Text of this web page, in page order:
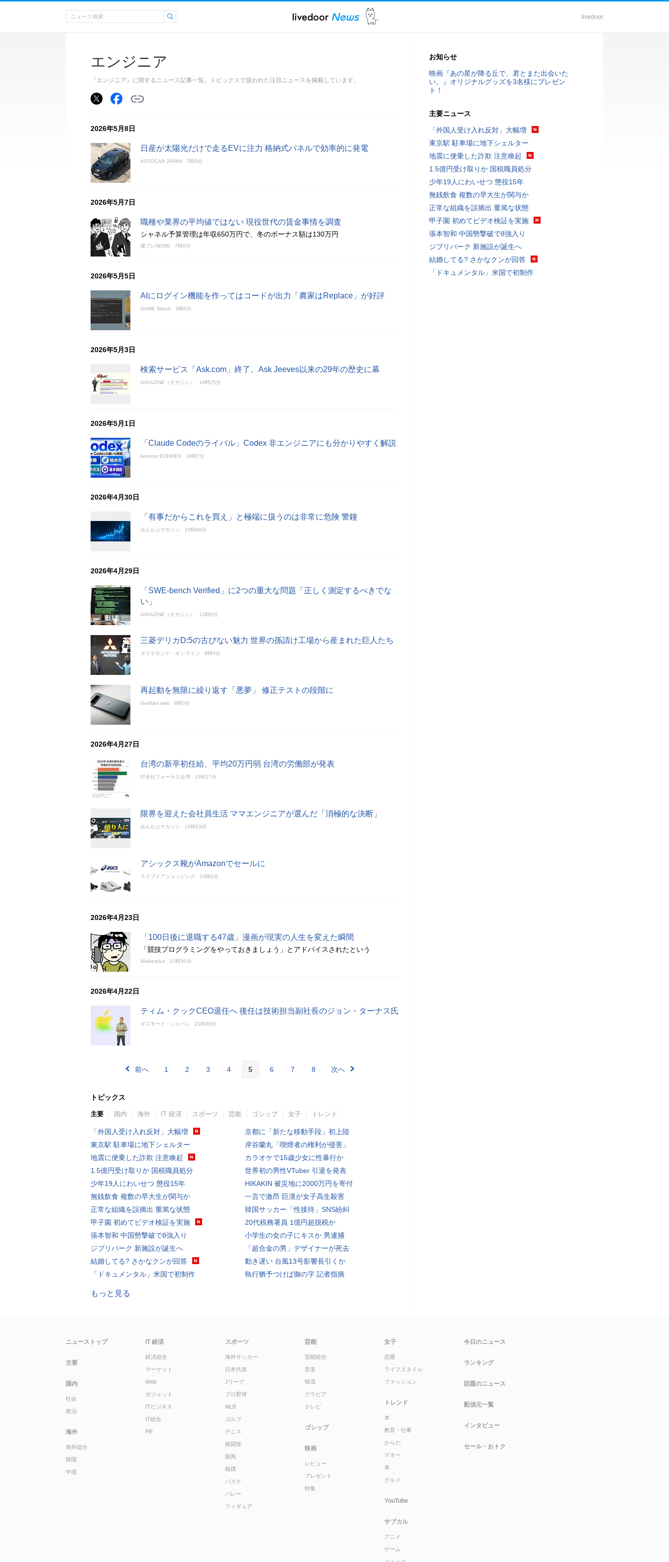
livedoor
エンジニア
『エンジニア』に関するニュース記事一覧。トピックスで扱われた注目ニュースを掲載しています。
2026年5月8日
日産が太陽光だけで走るEVに注力 格納式パネルで効率的に発電
AUTOCAR JAPAN 7時5分
2026年5月7日
職種や業界の平均値ではない 現役世代の賃金事情を調査
シャネル予算管理は年収650万円で、冬のボーナス額は130万円
週プレNEWS 7時0分
2026年5月5日
AIにログイン機能を作ってはコードが出力「農家はReplace」が好評
GAME Watch 0時0分
2026年5月3日
検索サービス「Ask.com」終了、Ask Jeeves以来の29年の歴史に幕
GIGAZINE（ギガジン） 16時25分
2026年5月1日
「Claude Codeのライバル」Codex 非エンジニアにも分かりやすく解説
livedoor ECHOES 18時7分
2026年4月30日
「有事だからこれを買え」と極端に扱うのは非常に危険 警鐘
みんかぶマガジン 10時49分
2026年4月29日
「SWE-bench Verified」に2つの重大な問題「正しく測定するべきでな
い」
GIGAZINE（ギガジン） 12時0分
三菱デリカD:5の古びない魅力 世界の孫請け工場から産まれた巨人たち
ダイヤモンド・オンライン 8時0分
再起動を無限に繰り返す「悪夢」 修正テストの段階に
GetNavi web 8時0分
2026年4月27日
台湾の新卒初任給、平均20万円弱 台湾の労働部が発表
中央社フォーカス台湾 15時17分
限界を迎えた会社員生活 ママエンジニアが選んだ「消極的な決断」
みんかぶマガジン 10時23分
アシックス靴がAmazonでセールに
ライブドアショッピング 10時2分
2026年4月23日
「100日後に退職する47歳」漫画が現実の人生を変えた瞬間
「競技プログラミングをやっておきましょう」とアドバイスされたという
Walkerplus 22時30分
2026年4月22日
ティム・クックCEO退任へ 後任は技術担当副社長のジョン・ターナス氏
ギズモード・ジャパン 21時30分
前へ 1 2 3 4 5 6 7 8 次へ
トピックス
主要 国内 海外 IT 経済 スポーツ 芸能 ゴシップ 女子 トレンド
「外国人受け入れ反対」大幅増
東京駅 駐車場に地下シェルター
地震に便乗した詐欺 注意喚起
1.5億円受け取りか 国税職員処分
少年19人にわいせつ 懲役15年
無銭飲食 複数の早大生が関与か
正常な組織を誤摘出 重篤な状態
甲子園 初めてビデオ検証を実施
張本智和 中国勢撃破で8強入り
ジブリパーク 新施設が誕生へ
結婚してる? さかなクンが回答
「ドキュメンタル」米国で初制作
京都に「新たな移動手段」初上陸
岸谷蘭丸「喫煙者の権利が侵害」
カラオケで15歳少女に性暴行か
世界初の男性VTuber 引退を発表
HIKAKIN 被災地に2000万円を寄付
一言で激昂 巨漢が女子高生殺害
韓国サッカー「性接待」SNS紛糾
20代税務署員 1億円超脱税か
小学生の女の子にキスか 男逮捕
「超合金の男」デザイナーが死去
動き遅い 台風13号影響長引くか
執行猶予つけば御の字 記者指摘
もっと見る
お知らせ
映画『あの星が降る丘で、君とまた出会いた
い。』オリジナルグッズを3名様にプレゼン
ト！
主要ニュース
「外国人受け入れ反対」大幅増
東京駅 駐車場に地下シェルター
地震に便乗した詐欺 注意喚起
1.5億円受け取りか 国税職員処分
少年19人にわいせつ 懲役15年
無銭飲食 複数の早大生が関与か
正常な組織を誤摘出 重篤な状態
甲子園 初めてビデオ検証を実施
張本智和 中国勢撃破で8強入り
ジブリパーク 新施設が誕生へ
結婚してる? さかなクンが回答
「ドキュメンタル」米国で初制作
ニューストップ
主要
国内
社会
政治
海外
海外総合
韓国
中国
IT 経済
経済総合
マーケット
Web
ガジェット
ITビジネス
IT総合
PR
スポーツ
海外サッカー
日本代表
Jリーグ
プロ野球
MLB
ゴルフ
テニス
格闘技
競馬
相撲
バスケ
バレー
フィギュア
芸能
芸能総合
音楽
韓流
グラビア
テレビ
ゴシップ
映画
レビュー
プレゼント
特集
女子
恋愛
ライフスタイル
ファッション
トレンド
本
教育・仕事
からだ
マネー
車
グルメ
YouTube
サブカル
アニメ
ゲーム
今日のニュース
ランキング
話題のニュース
配信元一覧
インタビュー
セール・おトク